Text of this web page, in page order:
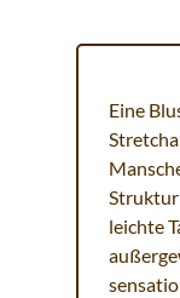
Eine
Struktur
leichte